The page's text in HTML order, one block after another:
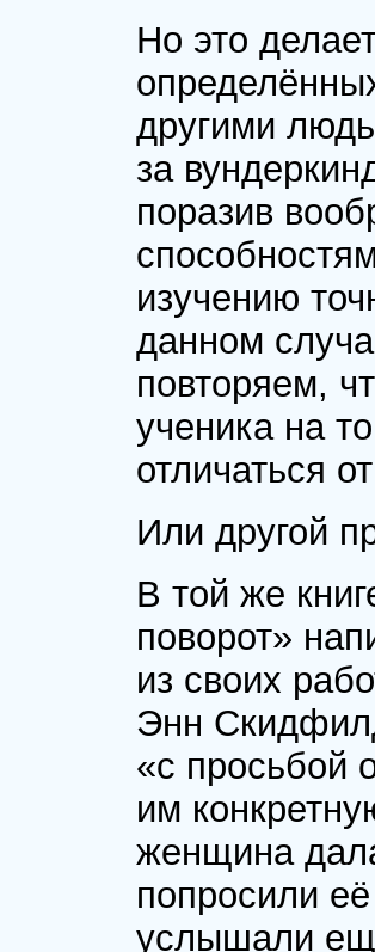
Но это
другими
за
поразив
изучению
данном
повторяем,
ученика на
отличаться
Или другой
В той же
поворот»
из своих
Энн
«с просьбой
им
женщина
попросили
услышали